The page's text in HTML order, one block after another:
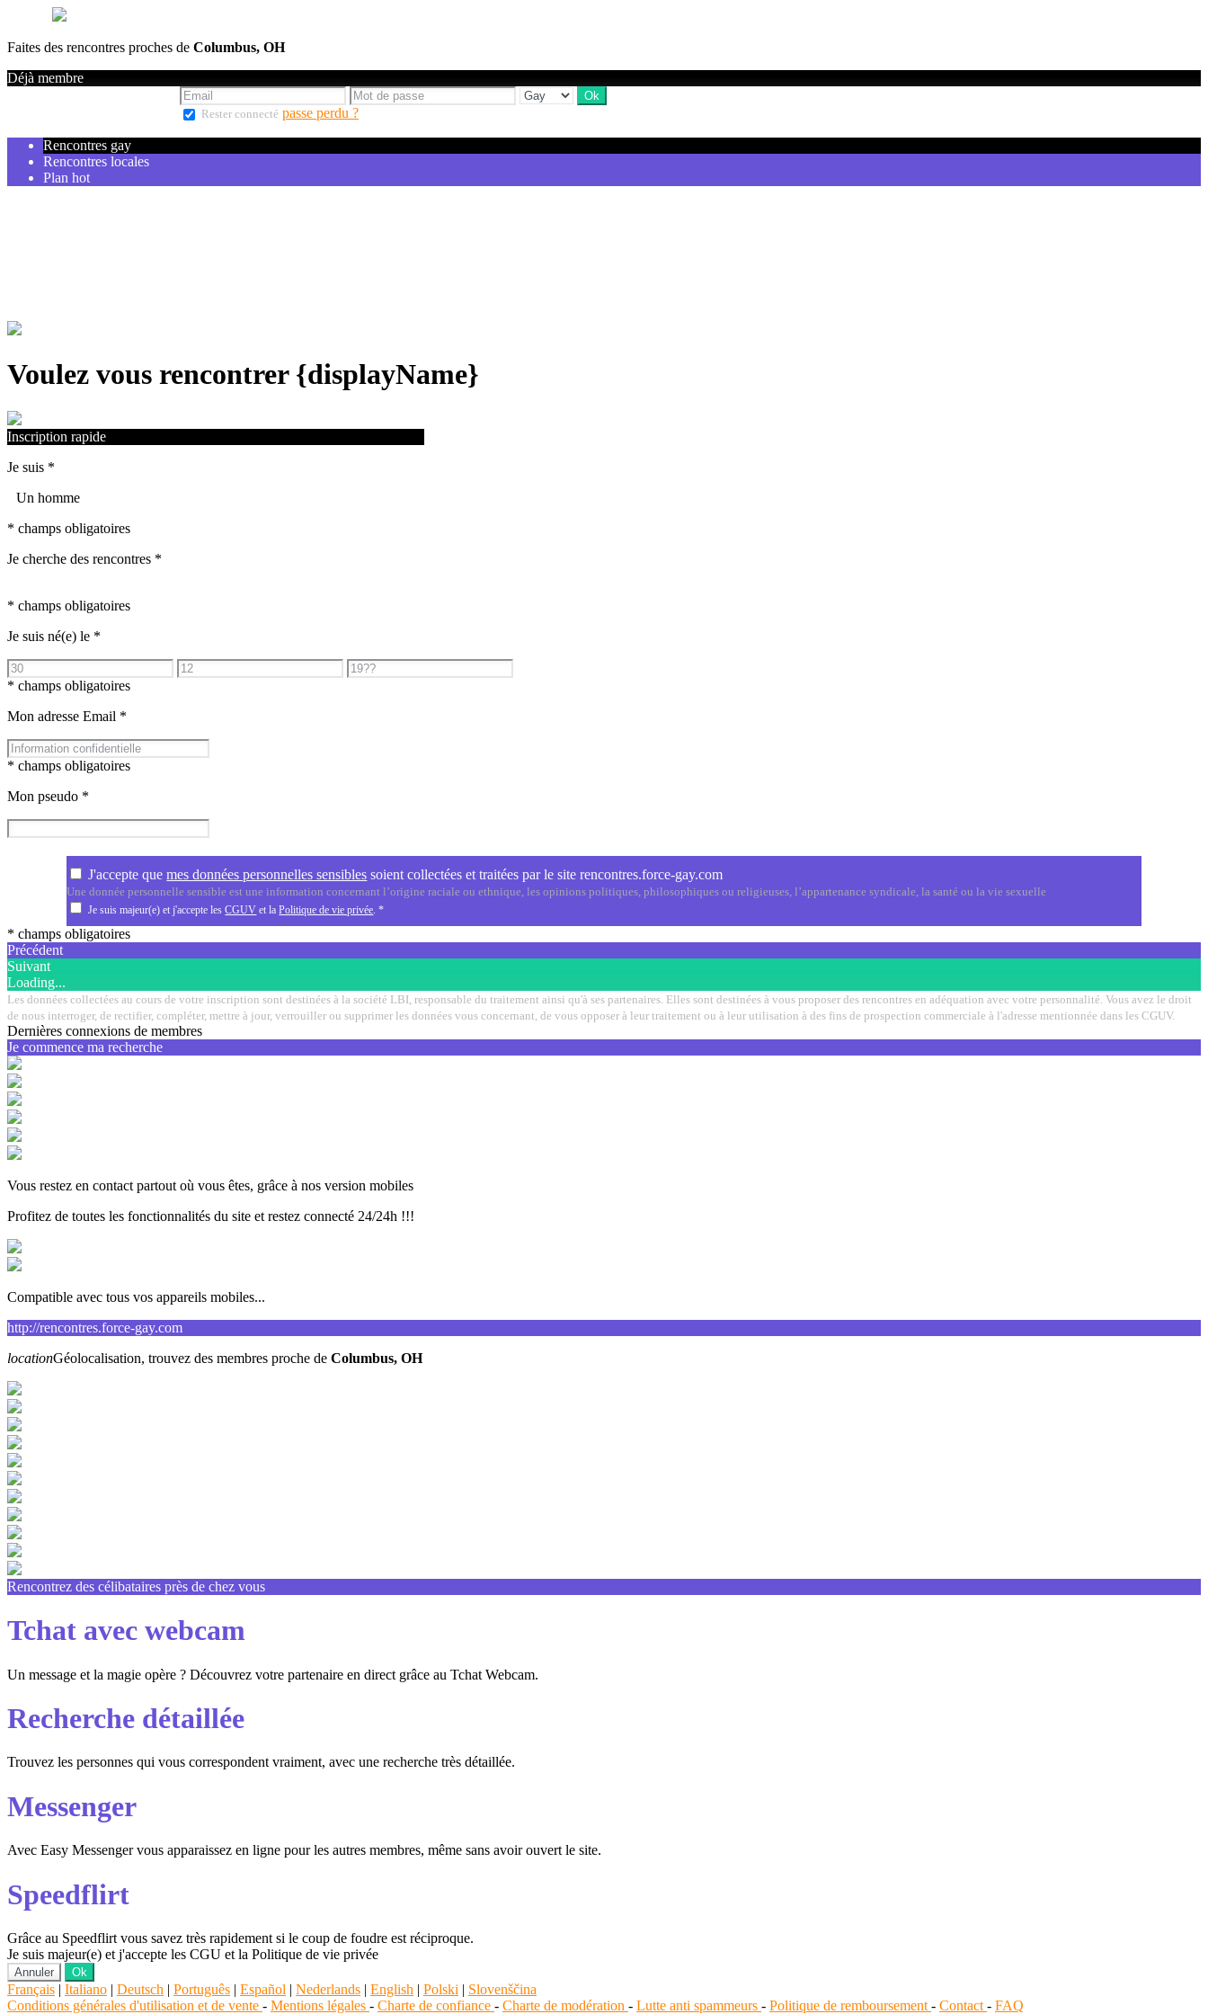
Faites des rencontres proches de Columbus, OH
Déjà membre
Rester connecté passe perdu ?
Rencontres gay
Rencontres locales
Plan hot
Voulez vous rencontrer {displayName}
Inscription rapide
Je suis *
Un homme
* champs obligatoires
Je cherche des rencontres *
* champs obligatoires
Je suis né(e) le *
* champs obligatoires
Mon adresse Email *
* champs obligatoires
Mon pseudo *
J'accepte quemes données personnelles sensibles soient collectées et traitées par le site rencontres.force-gay.com
Une donnée personnelle sensible est une information concernant l’origine raciale ou ethnique, les opinions politiques, philosophiques ou religieuses, l’appartenance syndicale, la santé ou la vie sexuelle
Je suis majeur(e) et j'accepte lesCGUV et laPolitique de vie privée .*
* champs obligatoires
Précédent
Suivant
Loading...
Les données collectées au cours de votre inscription sont destinées à la société LBI, responsable du traitement ainsi qu'à ses partenaires. Elles sont destinées à vous proposer des rencontres en adéquation avec votre personnalité. Vous avez le droit
de nous interroger, de rectifier, compléter, mettre à jour, verrouiller ou supprimer les données vous concernant, de vous opposer à leur traitement ou à leur utilisation à des fins de prospection commerciale à l'adresse mentionnée dans les CGUV.
Dernières connexions de membres
Je commence ma recherche
Vous restez en contact partout où vous êtes, grâce à nos version mobiles
Profitez de toutes les fonctionnalités du site et restez connecté 24/24h !!!
Compatible avec tous vos appareils mobiles...
http://rencontres.force-gay.com
locationGéolocalisation, trouvez des membres proche de Columbus, OH
Rencontrez des célibataires près de chez vous
Tchat avec webcam
Un message et la magie opère ? Découvrez votre partenaire en direct grâce au Tchat Webcam.
Recherche détaillée
Trouvez les personnes qui vous correspondent vraiment, avec une recherche très détaillée.
Messenger
Avec Easy Messenger vous apparaissez en ligne pour les autres membres, même sans avoir ouvert le site.
Speedflirt
Grâce au Speedflirt vous savez très rapidement si le coup de foudre est réciproque.
Je suis majeur(e) et j'accepte les CGU et la Politique de vie privée
Annuler Ok
Français | Italiano | Deutsch | Português | Español | Nederlands | English | Polski | Slovenščina
Conditions générales d'utilisation et de vente - Mentions légales - Charte de confiance - Charte de modération - Lutte anti spammeurs - Politique de remboursement - Contact - FAQ